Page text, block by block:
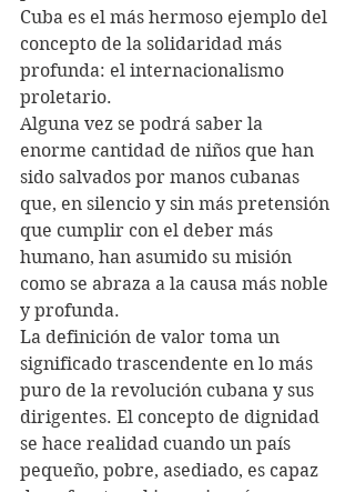
Cuba es el más hermoso ejemplo del
concepto de la solidaridad más
profunda: el internacionalismo
proletario.
Alguna vez se podrá saber la
enorme cantidad de niños que han
sido salvados por manos cubanas
que, en silencio y sin más pretensión
que cumplir con el deber más
humano, han asumido su misión
como se abraza a la causa más noble
y profunda.
La definición de valor toma un
significado trascendente en lo más
puro de la revolución cubana y sus
dirigentes. El concepto de dignidad
se hace realidad cuando un país
pequeño, pobre, asediado, es capaz